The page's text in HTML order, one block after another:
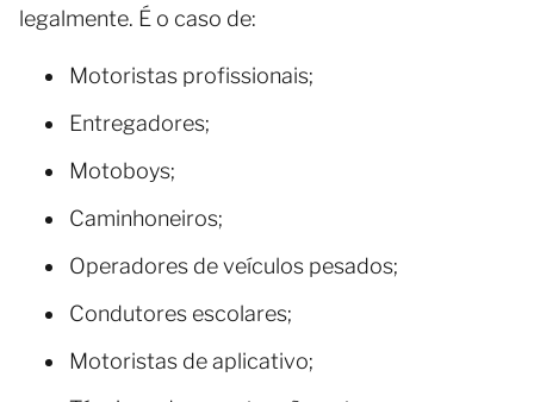
legalmente. É o caso de:
Motoristas profissionais;
Entregadores;
Motoboys;
Caminhoneiros;
Operadores de veículos pesados;
Condutores escolares;
Motoristas de aplicativo;